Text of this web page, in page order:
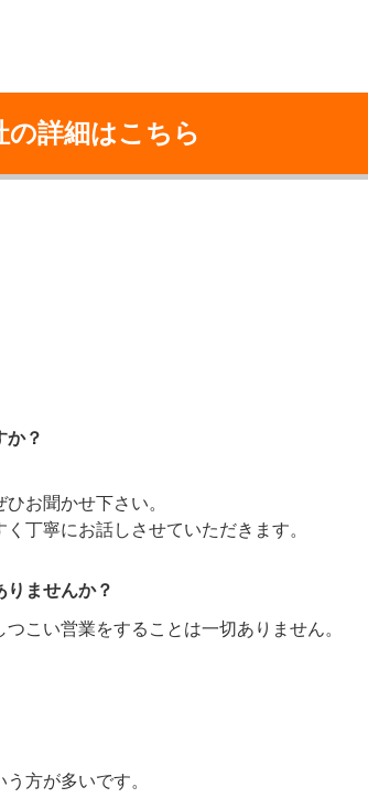
の詳細はこちら
か？
お聞かせ下さい。
丁寧にお話しさせていただきます。
ませんか？
こい営業をすることは一切ありません。
方が多いです。